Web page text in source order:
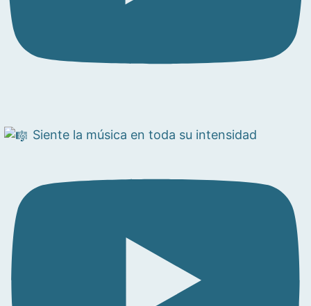
Siente la música en toda su intensidad